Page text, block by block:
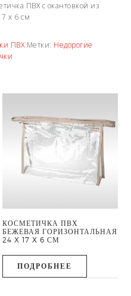
ПВХ с окантовкой из
x 6 см
ПВХ Метки: Недорогие
КОСМЕТИЧКА ПВХ
БЕЖЕВАЯ ГОРИЗОНТАЛЬНАЯ
24 X 17 X 6 СМ
ПОДРОБНЕЕ